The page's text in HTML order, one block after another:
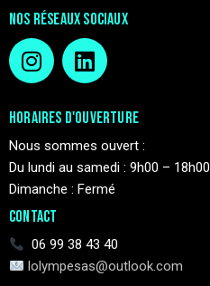
NOS RÉSEAUX SOCIAUX
HORAIRES D'OUVERTURE
Nous sommes ouvert :
Du lundi au samedi : 9h00 – 18h00
Dimanche : Fermé
CONTACT
06 99 38 43 40
lolympesas@outlook.com